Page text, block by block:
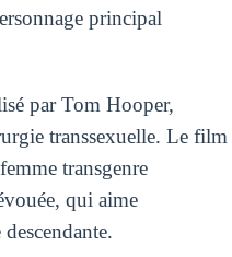
principal
par Tom Hooper,
transsexuelle. Le film
transgenre
qui aime